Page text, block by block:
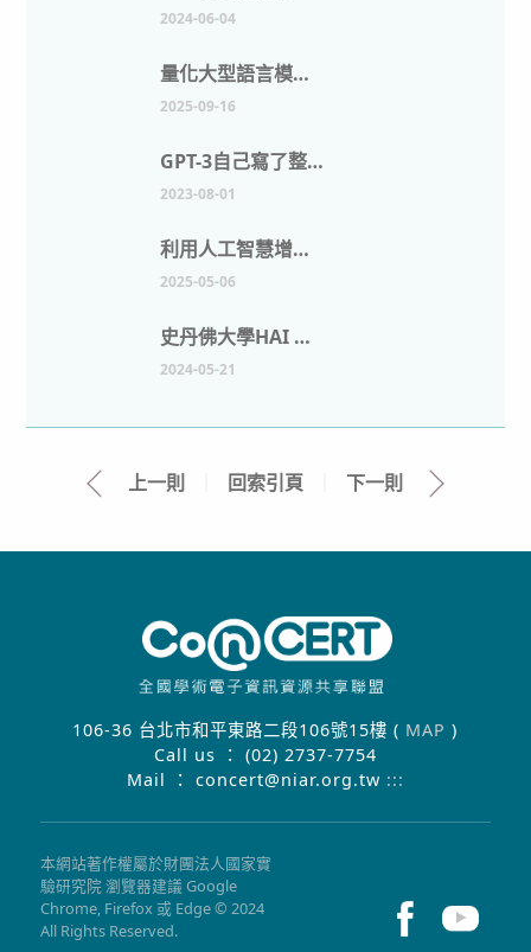
2024-06-04
量化大型語言模型在學術文章中的使用狀況
2025-09-16
GPT-3自己寫了整篇論文，出版社應該擔心嗎？
2023-08-01
利用人工智慧增強學術研究：實際應用與工具
2025-05-06
史丹佛大學HAI 研究院發布2024年人工智慧指數報告
2024-05-21
上一則 回索引頁 下一則
106-36 台北市和平東路二段106號15樓 ( MAP)
Call us ： (02) 2737-7754
Mail ： concert@niar.org.tw :::
本網站著作權屬於財團法人國家實
驗研究院 瀏覽器建議 Google
Chrome, Firefox 或 Edge © 2024
All Rights Reserved.